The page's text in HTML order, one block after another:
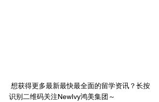
想获得更多最新最快最全面的留学资讯？长按
识别二维码关注NewIvy鸿美集团～